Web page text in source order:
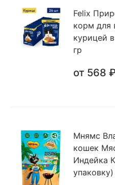
Felix
корм для
курицей
гр
от 568
Мнямс
кошек
Индейка